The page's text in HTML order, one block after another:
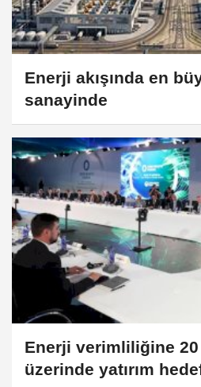
Enerji akışında en
sanayinde
Enerji verimliliğine
üzerinde yatırım